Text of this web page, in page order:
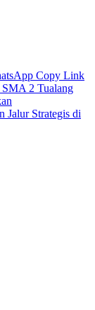
Copy Link
2 Tualang
Jalur Strategis di